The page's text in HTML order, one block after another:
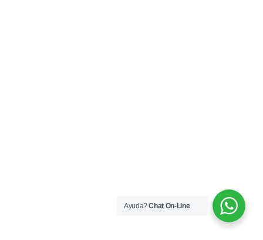
Ayuda?Chat On-Line